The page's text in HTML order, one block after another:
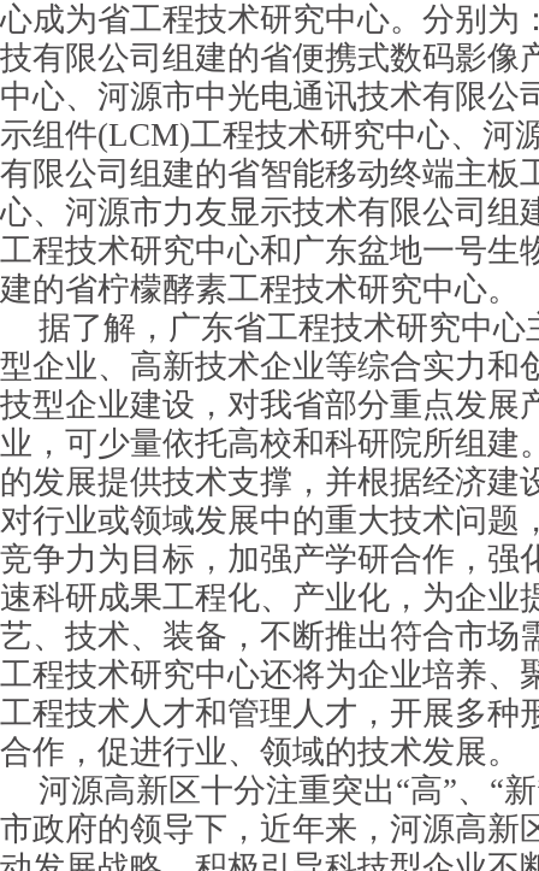
心成为省工程技术研究中心。 分别为
技有限公司组建的省便携式数码影像
中心、河源市中光电通讯技术有限公
示组件(LCM)工程技术研究中心、河
有限公司组建的省智能移动终端主板
心、河源市力友显示技术有限公司组
工程技术研究中心和广东盆地一号生
建的省柠檬酵素工程技术研究中心。
据了解，广东省工程技术研究中心
型企业、高新技术企业等综合实力和
技型企业建设，对我省部分重点发展
业，可少量依托高校和科研院所组建
的发展提供技术支撑，并根据经济建
对行业或领域发展中的重大技术问题
竞争力为目标，加强产学研合作，强
速科研成果工程化、产业化，为企业
艺、技术、装备，不断推出符合市场
工程技术研究中心还将为企业培养、
工程技术人才和管理人才，开展多种
合作，促进行业、领域的技术发展。
河源高新区十分注重突出“高”、“
市政府的领导下，近年来，河源高新